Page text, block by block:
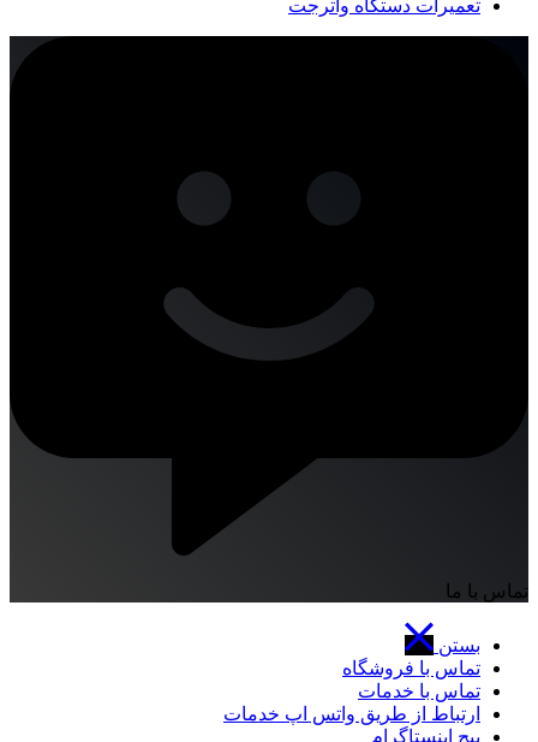
تعمیرات دستگاه واترجت
تماس با ما
بستن
تماس با فروشگاه
تماس با خدمات
ارتباط از طریق واتس اپ خدمات
پیج اینستاگرام